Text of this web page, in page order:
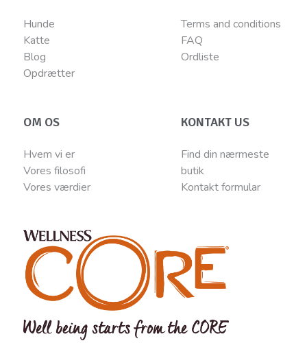
Hunde
Katte
Blog
Opdrætter
Terms and conditions
FAQ
Ordliste
OM OS
Hvem vi er
Vores filosofi
Vores værdier
KONTAKT US
Find din nærmeste
butik
Kontaktformular